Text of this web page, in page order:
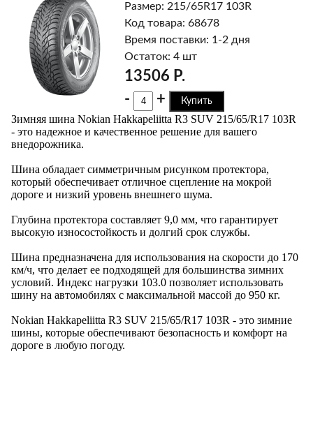
Размер: 215/65R17 103R
Код товара: 68678
Время поставки: 1-2 дня
Остаток: 4 шт
13506 Р.
-
+ Купить
Зимняя шина Nokian Hakkapeliitta R3 SUV 215/65/R17 103R
- это надежное и качественное решение для вашего
внедорожника.
Шина обладает симметричным рисунком протектора,
который обеспечивает отличное сцепление на мокрой
дороге и низкий уровень внешнего шума.
Глубина протектора составляет 9,0 мм, что гарантирует
высокую износостойкость и долгий срок службы.
Шина предназначена для использования на скорости до 170
км/ч, что делает ее подходящей для большинства зимних
условий. Индекс нагрузки 103.0 позволяет использовать
шину на автомобилях с максимальной массой до 950 кг.
Nokian Hakkapeliitta R3 SUV 215/65/R17 103R - это зимние
шины, которые обеспечивают безопасность и комфорт на
дороге в любую погоду.